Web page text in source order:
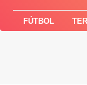
FÚTBOL